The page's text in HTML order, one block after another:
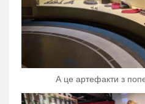
А це артефакти з